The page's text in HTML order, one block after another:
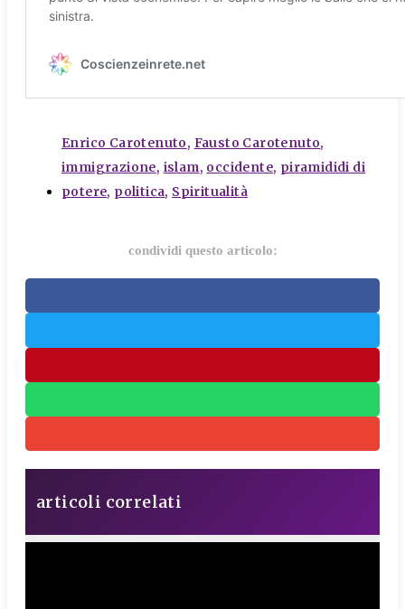
tags
Enrico Carotenuto, Fausto Carotenuto,
immigrazione, islam, occidente, piramididi di
potere, politica, Spiritualità
condividi questo articolo:
articoli correlati